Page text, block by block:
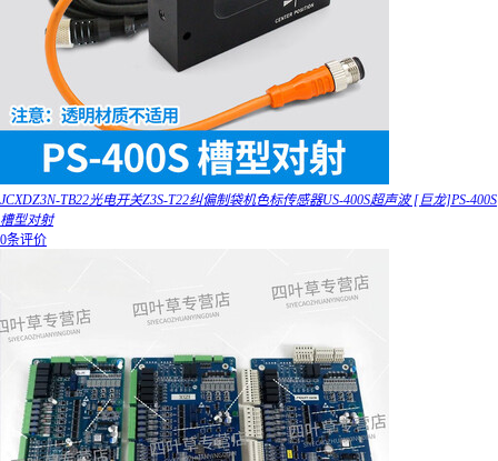
JCXDZ3N-TB22光电开关Z3S-T22纠偏制袋机色标传感器US-400S超声波 [巨龙]PS-400S
槽型对射
0条评价